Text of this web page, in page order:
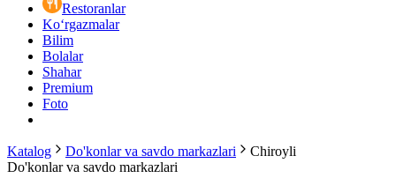
Restoranlar
Ko‘rgazmalar
Bilim
Bolalar
Shahar
Premium
Foto
Katalog Do'konlar va savdo markazlari
Chiroyli
Do'konlar va savdo markazlari